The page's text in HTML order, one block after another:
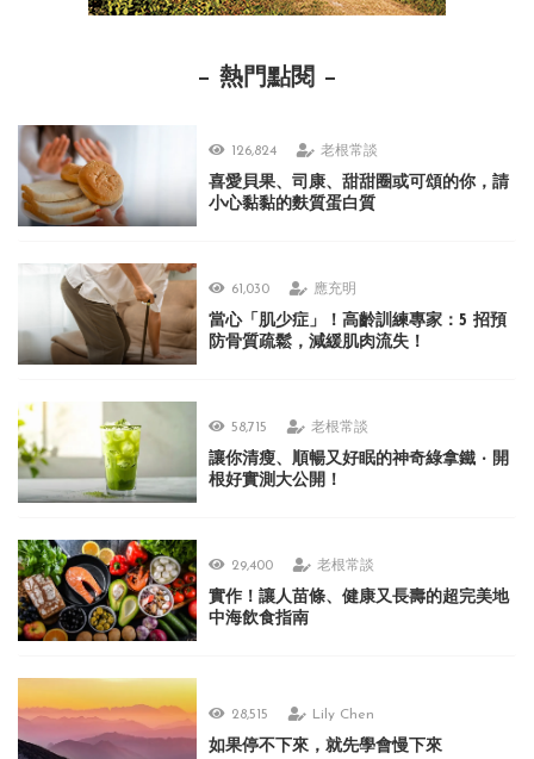
熱門點閱
126,824 老根常談
喜愛貝果、司康、甜甜圈或可頌的你，請
小心黏黏的麩質蛋白質
61,030 應充明
當心「肌少症」！高齡訓練專家：5 招預
防骨質疏鬆，減緩肌肉流失！
58,715 老根常談
讓你清瘦、順暢又好眠的神奇綠拿鐵 ‧ 開
根好實測大公開！
29,400 老根常談
實作！讓人苗條、健康又長壽的超完美地
中海飲食指南
28,515 Lily Chen
如果停不下來，就先學會慢下來